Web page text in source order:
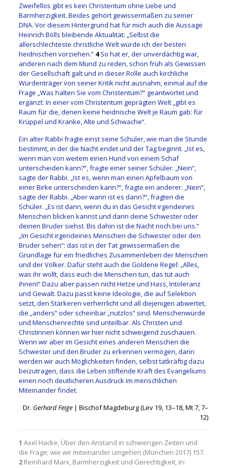
Zweifellos gibt es kein Christentum ohne Liebe und
Barmherzigkeit. Beides gehört gewissermaßen zu seiner
DNA. Vor diesem Hintergrund hat für mich auch die Aussage
Heinrich Bölls bleibende Aktualität: „Selbst die
allerschlechteste christliche Welt würde ich der besten
heidnischen vorziehen.“ 4So hat er, der unverdächtig war,
anderen nach dem Mund zu reden, schon früh als Gewissen
der Gesellschaft galt und in dieser Rolle auch kirchliche
Würdenträger von seiner Kritik nicht ausnahm, einmal auf die
Frage „Was halten Sie vom Christentum?“ geantwortet und
ergänzt: In einer vom Christentum geprägten Welt „gibt es
Raum für die, denen keine heidnische Welt je Raum gab: für
Krüppel und Kranke, Alte und Schwache“.
Ein alter Rabbi fragte einst seine Schüler, wie man die Stunde
bestimmt, in der die Nacht endet und der Tag beginnt. „Ist es,
wenn man von weitem einen Hund von einem Schaf
unterscheiden kann?“, fragte einer seiner Schüler. „Nein“,
sagte der Rabbi. „Ist es, wenn man einen Apfelbaum von
einer Birke unterscheiden kann?“, fragte ein anderer. „Nein“,
sagte der Rabbi. „Aber wann ist es dann?“, fragten die
Schüler. „Es ist dann, wenn du in das Gesicht irgendeines
Menschen blicken kannst und darin deine Schwester oder
deinen Bruder siehst. Bis dahin ist die Nacht noch bei uns.“
„Im Gesicht irgendeines Menschen die Schwester oder den
Bruder sehen“: das ist in der Tat gewissermaßen die
Grundlage für ein friedliches Zusammenleben der Menschen
und der Völker. Dafür steht auch die Goldene Regel: „Alles,
was ihr wollt, dass euch die Menschen tun, das tut auch
ihnen!“ Dazu aber passen nicht Hetze und Hass, Intoleranz
und Gewalt. Dazu passt keine Ideologie, die auf Selektion
setzt, den Stärkeren verherrlicht und all diejenigen abwertet,
die „anders“ oder scheinbar „nutzlos“ sind. Menschenwürde
und Menschenrechte sind unteilbar. Als Christen und
Christinnen können wir hier nicht schweigend zuschauen.
Wenn wir aber im Gesicht eines anderen Menschen die
Schwester und den Bruder zu erkennen vermögen, dann
werden wir auch Möglichkeiten finden, selbst tatkräftig dazu
beizutragen, dass die Leben stiftende Kraft des Evangeliums
einen noch deutlicheren Ausdruck im menschlichen
Miteinander findet.
Dr. Gerhard Feige | Bischof Magdeburg (Lev 19, 13–18, Mt 7, 7–
12)
1 Axel Hacke, Über den Anstand in schwierigen Zeiten und
die Frage; wie wir miteinander umgehen (München 2017) 157.
2Reinhard Marx, Barmherzigkeit und Gerechtigkeit, in: